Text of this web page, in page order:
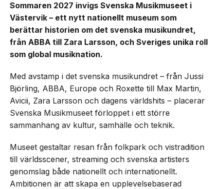
Sommaren 2027 invigs Svenska Musikmuseet i
Västervik – ett nytt nationellt museum som
berättar historien om det svenska musikundret,
från ABBA till Zara Larsson, och Sveriges unika roll
som global musiknation.
Med avstamp i det svenska musikundret – från Jussi
Björling, ABBA, Europe och Roxette till Max Martin,
Avicii, Zara Larsson och dagens världshits – placerar
Svenska Musikmuseet förloppet i ett större
sammanhang av kultur, samhälle och teknik.
Museet gestaltar resan från folkpark och vistradition
till världsscener, streaming och svenska artisters
genomslag både nationellt och internationellt.
Ambitionen är att skapa en upplevelsebaserad